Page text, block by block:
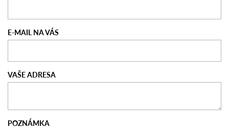
E-MAIL NA VÁS
VAŠE ADRESA
POZNÁMKA